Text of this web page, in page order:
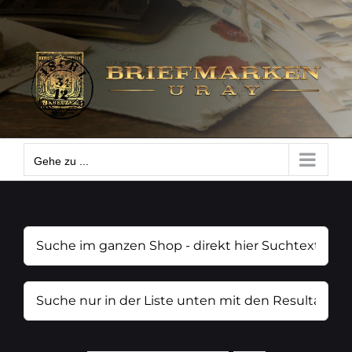
Zum
Inhalt
springen
Gehe zu ...
Gehe zu ...
Suche
im
ganzen
Shop
Suche
nur